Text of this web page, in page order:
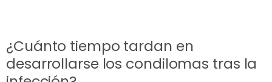
¿Cuánto tiempo tardan en
desarrollarse los condilomas tras la